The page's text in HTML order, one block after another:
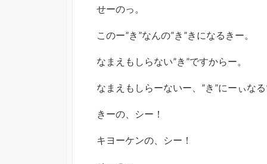
せーのっ。
このー”き”なんの”き”きになるきー。
なまえもしらない”き”ですからー。
なまえもしらーないー、”き”にーぃなる
きーの、シー！
キヨーケンの、シー！